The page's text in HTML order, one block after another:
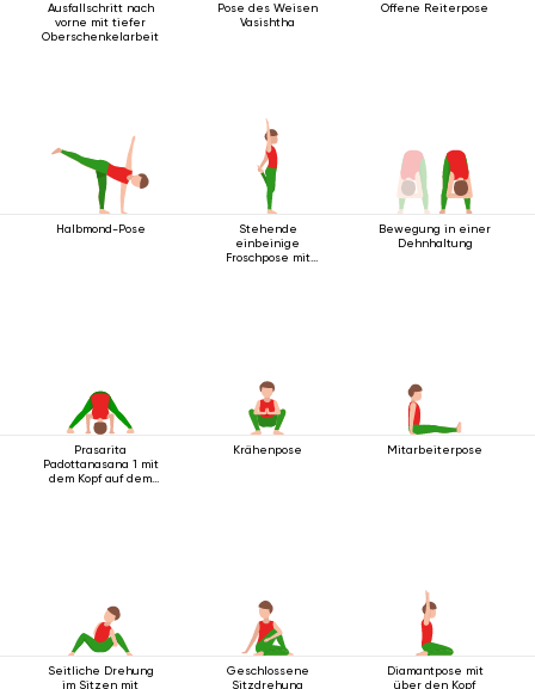
Ausfallschritt nach
vorne mit tiefer
Oberschenkelarbeit
Pose des Weisen
Vasishtha
Offene Reiterpose
Halbmond-Pose
Stehende
einbeinige
Froschpose mit
Bewegung in einer
Dehnhaltung
Prasarita
Padottanasana 1 mit
dem Kopf auf dem
Krähenpose Mitarbeiterpose
Seitliche Drehung
im Sitzen mit
Geschlossene
Sitzdrehung
Diamantpose mit
über den Kopf